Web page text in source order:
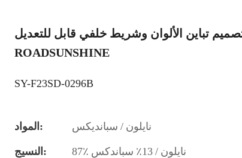
تباين الألوان وشريط خلفي قابل للتعديل-
ROADSUNSHINE
SY-F23SD-0296B
المواد:
نايلون / سبانديكس
النسيج:
87٪ نايلون / 13٪ سباندكس